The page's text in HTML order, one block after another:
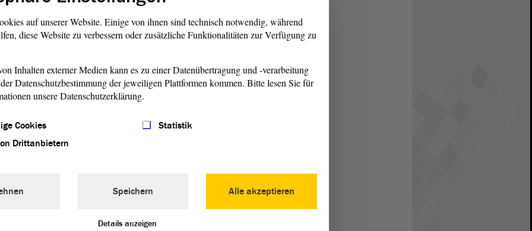
in der Drs. 8/2010. Wer ist
die
ist dagegen? -
Wer enthält sich der
AfD, GRÜNE und
Alternativantrag
und der
ist beendet.
auf unserer Website. Einige von ihnen sind technisch notwendig, während
diese Website zu verbessern oder zusätzliche Funktionalitäten zur Verfügung zu
Inhalten externer Medien kann es zu einer Datenübertragung und -verarbeitung
Datenschutzbestimmung der jeweiligen Plattformen kommen. Bitte lesen Sie für
unsere Datenschutzerklärung.
Cookies
Statistik
Drittanbietern
Alle akzeptieren
Speichern
Details anzeigen